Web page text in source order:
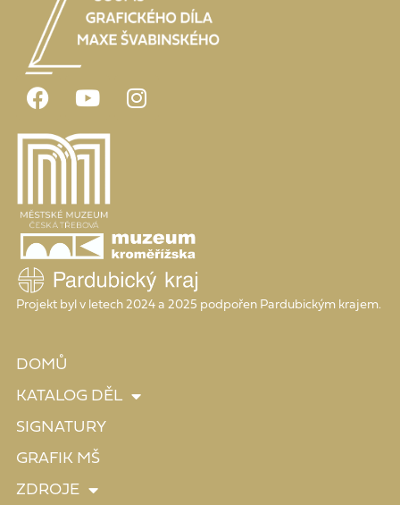
Projekt byl v letech 2024 a 2025 podpořen Pardubickým krajem.
DOMŮ
KATALOG DĚL
SIGNATURY
GRAFIK MŠ
ZDROJE